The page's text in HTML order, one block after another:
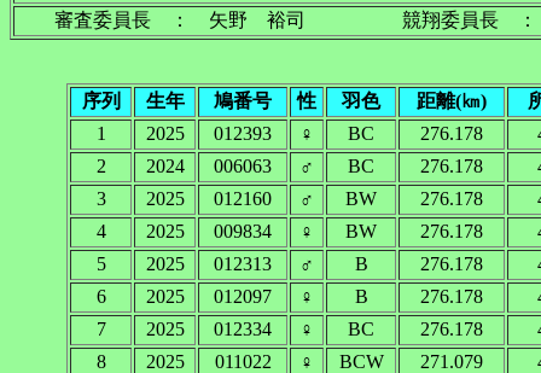
審査委員長 ： 矢野 裕司 競翔委員長
序列 生年 鳩番号 性 羽色 距離(㎞)
1
2025 012393 ♀ BC 276.178
2
2024 006063 ♂ BC 276.178
3
2025 012160 ♂ BW 276.178
4
2025 009834 ♀ BW 276.178
5
2025 012313 ♂ B 276.178
6
2025 012097 ♀ B 276.178
7
2025 012334 ♀ BC 276.178
8
2025 011022 ♀ BCW 271.079